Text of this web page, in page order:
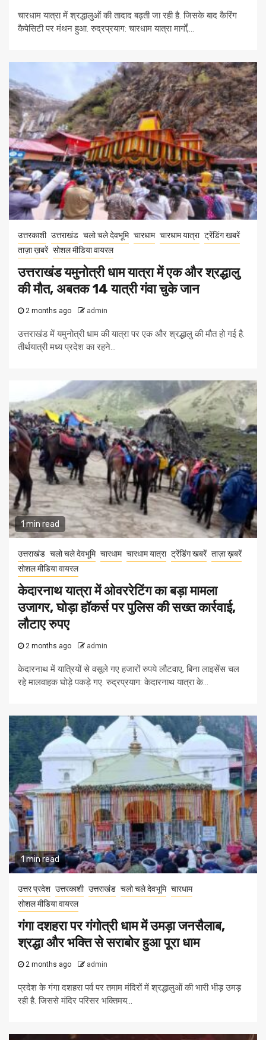
चारधाम यात्रा में श्रद्धालुओं की तादाद बढ़ती जा रही है. जिसके बाद कैरिंग
कैपेसिटी पर मंथन हुआ. रुद्रप्रयाग: चारधाम यात्रा मार्गों,...
उत्तरकाशी उत्तराखंड चलो चले देवभूमि चारधाम चारधाम यात्रा ट्रेंडिंग खबरें
ताज़ा ख़बरें सोशल मीडिया वायरल
उत्तराखंड यमुनोत्री धाम यात्रा में एक और श्रद्धालु
की मौत, अबतक 14 यात्री गंवा चुके जान
2 months ago admin
उत्तराखंड में यमुनोत्री धाम की यात्रा पर एक और श्रद्धालु की मौत हो गई है.
तीर्थयात्री मध्य प्रदेश का रहने...
1 min read
उत्तराखंड चलो चले देवभूमि चारधाम चारधाम यात्रा ट्रेंडिंग खबरें ताज़ा ख़बरें
सोशल मीडिया वायरल
केदारनाथ यात्रा में ओवररेटिंग का बड़ा मामला
उजागर, घोड़ा हॉकर्स पर पुलिस की सख्त कार्रवाई,
लौटाए रुपए
2 months ago admin
केदारनाथ में यात्रियों से वसूले गए हजारों रुपये लौटवाए, बिना लाइसेंस चल
रहे मालवाहक घोड़े पकड़े गए. रुद्रप्रयाग: केदारनाथ यात्रा के...
1 min read
उत्तर प्रदेश उत्तरकाशी उत्तराखंड चलो चले देवभूमि चारधाम
सोशल मीडिया वायरल
गंगा दशहरा पर गंगोत्री धाम में उमड़ा जनसैलाब,
श्रद्धा और भक्ति से सराबोर हुआ पूरा धाम
2 months ago admin
प्रदेश के गंगा दशहरा पर्व पर तमाम मंदिरों में श्रद्धालुओं की भारी भीड़ उमड़
रही है. जिससे मंदिर परिसर भक्तिमय...